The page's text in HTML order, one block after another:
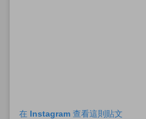
在 Instagram 查看這則貼文